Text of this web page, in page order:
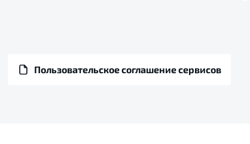
Пользовательское соглашение сервисов